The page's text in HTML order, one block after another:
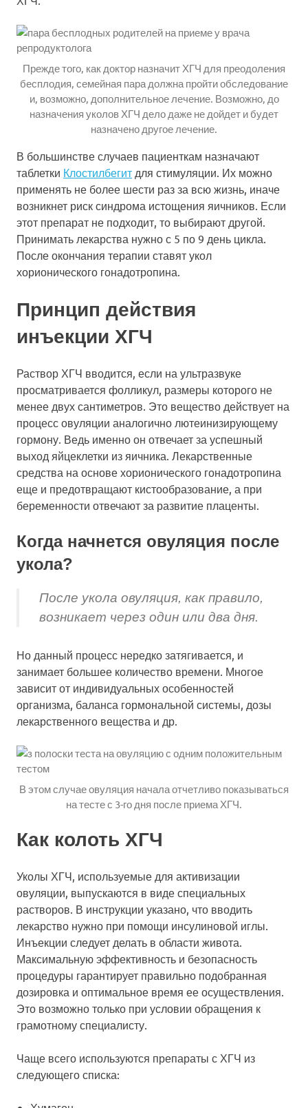
Прежде того, как доктор назначит ХГЧ для преодоления
бесплодия, семейная пара должна пройти обследование
и, возможно, дополнительное лечение. Возможно, до
назначения уколов ХГЧ дело даже не дойдет и будет
назначено другое лечение.
В большинстве случаев пациенткам назначают
таблетки Клостилбегит для стимуляции. Их можно
применять не более шести раз за всю жизнь, иначе
возникнет риск синдрома истощения яичников. Если
этот препарат не подходит, то выбирают другой.
Принимать лекарства нужно с 5 по 9 день цикла.
После окончания терапии ставят укол
хорионического гонадотропина.
Принцип действия
инъекции ХГЧ
Раствор ХГЧ вводится, если на ультразвуке
просматривается фолликул, размеры которого не
менее двух сантиметров. Это вещество действует на
процесс овуляции аналогично лютеинизирующему
гормону. Ведь именно он отвечает за успешный
выход яйцеклетки из яичника. Лекарственные
средства на основе хорионического гонадотропина
еще и предотвращают кистообразование, а при
беременности отвечают за развитие плаценты.
Когда начнется овуляция после
укола?
После укола овуляция, как правило,
возникает через один или два дня.
Но данный процесс нередко затягивается, и
занимает большее количество времени. Многое
зависит от индивидуальных особенностей
организма, баланса гормональной системы, дозы
лекарственного вещества и др.
В этом случае овуляция начала отчетливо показываться
на тесте с 3-го дня после приема ХГЧ.
Как колоть ХГЧ
Уколы ХГЧ, используемые для активизации
овуляции, выпускаются в виде специальных
растворов. В инструкции указано, что вводить
лекарство нужно при помощи инсулиновой иглы.
Инъекции следует делать в области живота.
Максимальную эффективность и безопасность
процедуры гарантирует правильно подобранная
дозировка и оптимальное время ее осуществления.
Это возможно только при условии обращения к
грамотному специалисту.
Чаще всего используются препараты с ХГЧ из
следующего списка: